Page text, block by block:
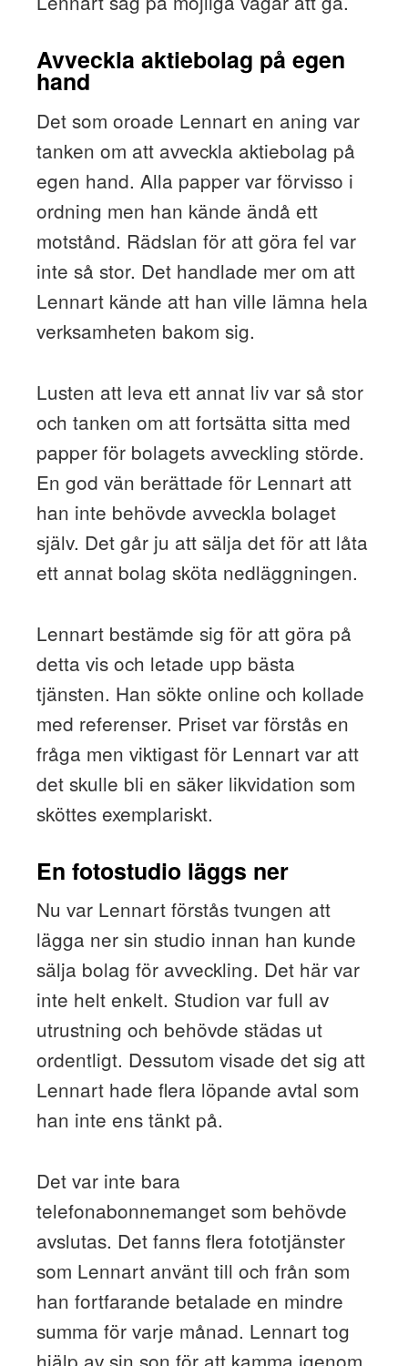
Avveckla aktiebolag på egen
hand
Det som oroade Lennart en aning var
tanken om att avveckla aktiebolag på
egen hand. Alla papper var förvisso i
ordning men han kände ändå ett
motstånd. Rädslan för att göra fel var
inte så stor. Det handlade mer om att
Lennart kände att han ville lämna hela
verksamheten bakom sig.
Lusten att leva ett annat liv var så stor
och tanken om att fortsätta sitta med
papper för bolagets avveckling störde.
En god vän berättade för Lennart att
han inte behövde avveckla bolaget
själv. Det går ju att sälja det för att låta
ett annat bolag sköta nedläggningen.
Lennart bestämde sig för att göra på
detta vis och letade upp bästa
tjänsten. Han sökte online och kollade
med referenser. Priset var förstås en
fråga men viktigast för Lennart var att
det skulle bli en säker likvidation som
sköttes exemplariskt.
En fotostudio läggs ner
Nu var Lennart förstås tvungen att
lägga ner sin studio innan han kunde
sälja bolag för avveckling. Det här var
inte helt enkelt. Studion var full av
utrustning och behövde städas ut
ordentligt. Dessutom visade det sig att
Lennart hade flera löpande avtal som
han inte ens tänkt på.
Det var inte bara
telefonabonnemanget som behövde
avslutas. Det fanns flera fototjänster
som Lennart använt till och från som
han fortfarande betalade en mindre
summa för varje månad. Lennart tog